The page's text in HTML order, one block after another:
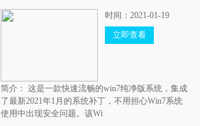
时间：2021-01-19
立即查看
简介： 这是一款快速流畅的win7纯净版系统，集成
了最新2021年1月的系统补丁，不用担心Win7系统
使用中出现安全问题。该Wi